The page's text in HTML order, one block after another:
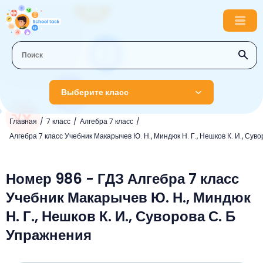
Выберите класс
Главная 7 класс
Алгебра 7 класс
Алгебра 7 класс Учебник Макарычев Ю. Н., Миндюк Н. Г., Нешков К. И.,
1 класс
Русский язык
Литературное чтение
Окружающий мир
Математика
Английский язык
Информатика
3 класс
Музыка
Окружающий мир
4 класс
Английский язык
Номер 986 - ГДЗ Алгебра 7 класс
Учебник Макарычев Ю. Н., Миндюк
Н. Г., Нешков К. И., Суворова С. Б
Упражнения